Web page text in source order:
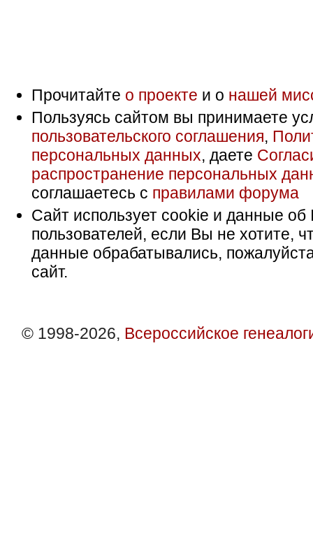
Прочитайте о проекте и о нашей
Пользуясь сайтом вы принимаете
пользовательского соглашения,
персональных данных, даете
распространение персональных
соглашаетесь с правилами форума
Сайт использует cookie и данные об
пользователей, если Вы не хотите,
данные обрабатывались,
сайт.
© 1998-2026, Всероссийское